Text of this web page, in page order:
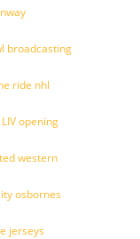
broadcasting
ride nhl
opening
western
osbornes
jerseys